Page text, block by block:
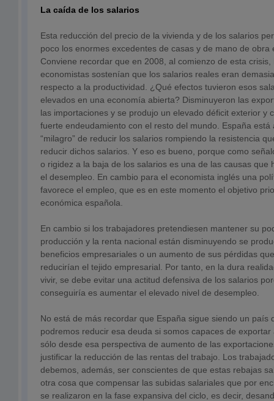
La caída de los salarios
Esta reducción del precio de la vivienda y de los salarios
poco los enormes excedentes de casas y de mano de obra
Conviene recordar que en 2008, al comienzo de esta
economistas sostenían que los salarios reales eran
respecto a la productividad. ¿Qué efectos tuvieron esos
elevados en una economía abierta? Disminuyeron las
las importaciones y se produjo un elevado déficit exterior y
fuerte endeudamiento con el resto del mundo. España está
“milagro” de reducir los salarios rompiendo la resistencia
reducir dichos salarios. Y eso es bueno, porque como
o rigidez a la baja de los salarios es una de las causas que
el desempleo. En cambio para el economista inglés una
favorece el empleo, que es en este momento el objetivo
económica española.
En cambio si los trabajadores pretendiesen mantener su
producción y la renta nacional están disminuyendo se
beneficios empresariales o un aumento de sus pérdidas
reducirían el tejido empresarial. Por tanto, en la dura
vivir, se debe evitar una actitud defensiva de los salarios
conseguiría es aumentar el elevado nivel de desempleo.
No está de más recordar que España sigue siendo un país
podremos reducir esa deuda si somos capaces de
sólo desde esa perspectiva de aumento de las
justificar la reducción de las rentas del trabajo. Los
debemos, además, ser conscientes de que estas rebajas
otra cosa que compensar las subidas salariales que por
se realizaron en la fase expansiva del ciclo, es decir,